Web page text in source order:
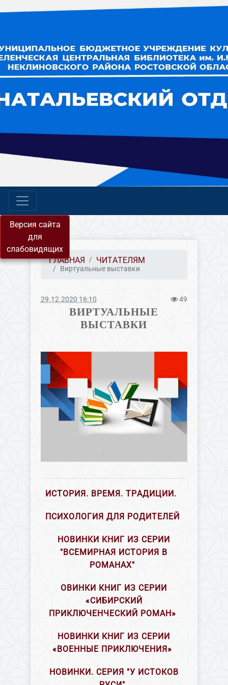
Версия сайта
для
слабовидящих
ГЛАВНАЯ
ЧИТАТЕЛЯМ
Виртуальные выставки
29.12.2020 16:10 49
ВИРТУАЛЬНЫЕ
ВЫСТАВКИ
ИСТОРИЯ. ВРЕМЯ. ТРАДИЦИИ.
ПСИХОЛОГИЯ ДЛЯ РОДИТЕЛЕЙ
НОВИНКИ КНИГ ИЗ СЕРИИ
"ВСЕМИРНАЯ ИСТОРИЯ В
РОМАНАХ"
ОВИНКИ КНИГ ИЗ СЕРИИ
«СИБИРСКИЙ
ПРИКЛЮЧЕНЧЕСКИЙ РОМАН»
НОВИНКИ КНИГ ИЗ СЕРИИ
«ВОЕННЫЕ ПРИКЛЮЧЕНИЯ»
НОВИНКИ. СЕРИЯ "У ИСТОКОВ